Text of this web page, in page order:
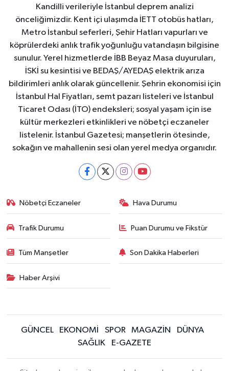
Kandilli verileriyle İstanbul deprem analizi
önceliğimizdir. Kent içi ulaşımda İETT otobüs hatları,
Metro İstanbul seferleri, Şehir Hatları vapurları ve
köprülerdeki anlık trafik yoğunluğu vatandaşın bilgisine
sunulur. Yerel hizmetlerde İBB Beyaz Masa duyuruları,
İSKİ su kesintisi ve BEDAŞ/AYEDAŞ elektrik arıza
bildirimleri anlık olarak güncellenir. Şehrin ekonomisi için
İstanbul Hal Fiyatları, semt pazarı listeleri ve İstanbul
Ticaret Odası (İTO) endeksleri; sosyal yaşam için ise
kültür merkezleri etkinlikleri ve nöbetçi eczaneler
listelenir. İstanbul Gazetesi; manşetlerin ötesinde,
sokağın ve mahallenin sesi olan yerel medya organıdır.
Nöbetçi Eczaneler Hava Durumu
Trafik Durumu Puan Durumu ve Fikstür
Tüm Manşetler Son Dakika Haberleri
Haber Arşivi
GÜNCEL EKONOMİ SPOR MAGAZİN
DÜNYA
SAĞLIK
E-GAZETE